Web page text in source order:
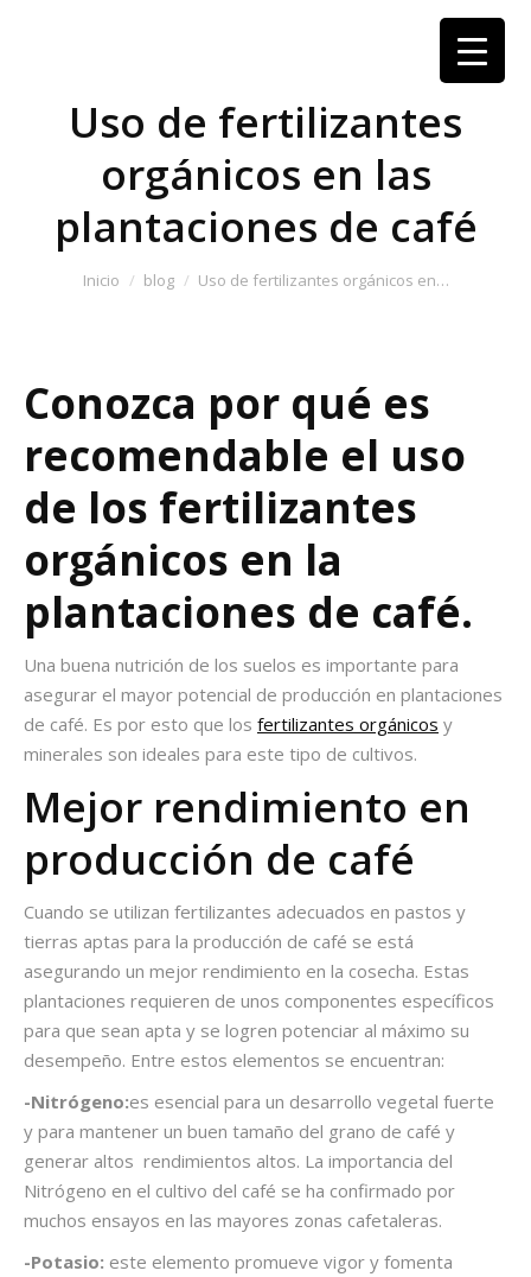
Uso de fertilizantes
orgánicos en las
plantaciones de café
Estás aquí:
Inicio blog Uso de fertilizantes orgánicos en…
Conozca por qué es
recomendable el uso
de los fertilizantes
orgánicos en la
plantaciones de café.
Una buena nutrición de los suelos es importante para
asegurar el mayor potencial de producción en plantaciones
de café. Es por esto que los fertilizantes orgánicos y
minerales son ideales para este tipo de cultivos.
Mejor rendimiento en
producción de café
Cuando se utilizan fertilizantes adecuados en pastos y
tierras aptas para la producción de café se está
asegurando un mejor rendimiento en la cosecha. Estas
plantaciones requieren de unos componentes específicos
para que sean apta y se logren potenciar al máximo su
desempeño. Entre estos elementos se encuentran:
-Nitrógeno:es esencial para un desarrollo vegetal fuerte
y para mantener un buen tamaño del grano de café y
generar altos rendimientos altos. La importancia del
Nitrógeno en el cultivo del café se ha confirmado por
muchos ensayos en las mayores zonas cafetaleras.
-Potasio: este elemento promueve vigor y fomenta